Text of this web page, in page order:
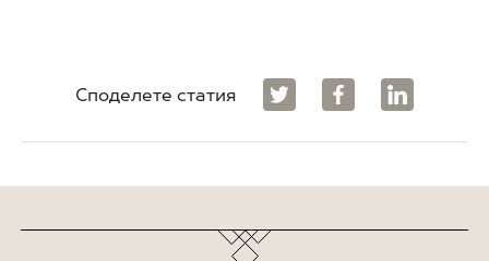
Споделете статия